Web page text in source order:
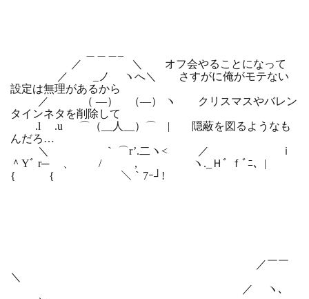
／ ＼ オフ会やることになって
／ _ノ ヽへ＼ さすがに俺がモテない
設定は無理があるから
／ （ ―） （―） ヽ クリスマスやバレン
タインネタを削除して
.l .u ⌒（__人__）⌒ | 隠蔽を図るようなも
んだろ…
＼ ｀ ⌒r’.二ヽ< ／ ｉ
＾Yﾞ r─ ゝ、 / , ヽ._Ｈﾞ ｆﾞﾆ、|
{ { ＼｀7ｰ┘!
／￣￣
＼
／ ヽ､